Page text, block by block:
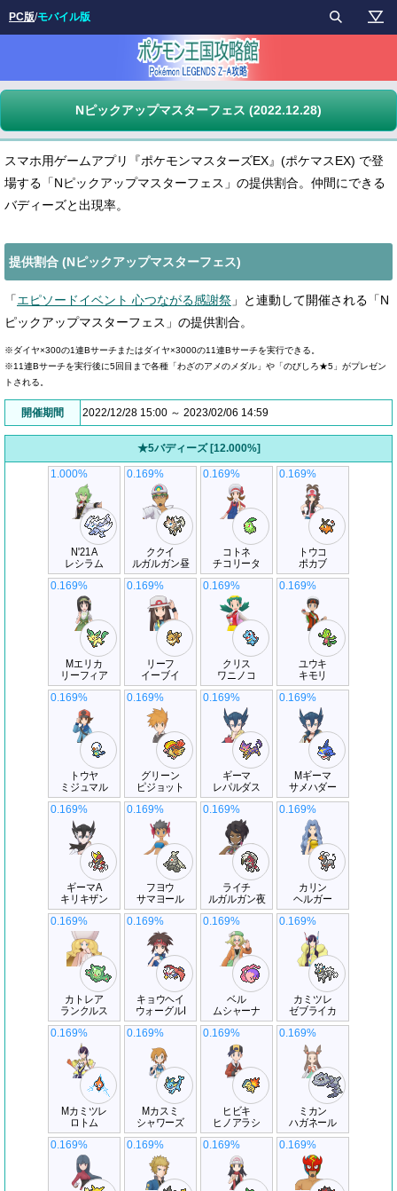
Nピックアップマスターフェス (2022.12.28)
スマホ用ゲームアプリ『ポケモンマスターズEX』(ポケマスEX) で登
場する「Nピックアップマスターフェス」の提供割合。仲間にできる
バディーズと出現率。
提供割合 (Nピックアップマスターフェス)
「エピソードイベント 心つながる感謝祭 」と連動して開催される「N
ピックアップマスターフェス」の提供割合。
※ダイヤ×300の1連Bサーチまたはダイヤ×3000の11連Bサーチを実行できる。
※11連Bサーチを実行後に5回目まで各種「わざのアメのメダル」や「のびしろ★5」がプレゼン
トされる。
開催期間 2022/12/28 15:00 ～ 2023/02/06 14:59
★5バディーズ [12.000%]
N'21A
レシラム
1.000%
ククイ
ルガルガン昼
0.169%
コトネ
チコリータ
0.169%
トウコ
ポカブ
0.169%
Mエリカ
リーフィア
0.169%
リーフ
イーブイ
0.169%
クリス
ワニノコ
0.169%
ユウキ
キモリ
0.169%
トウヤ
ミジュマル
0.169%
グリーン
ピジョット
0.169%
ギーマ
レパルダス
0.169%
Mギーマ
サメハダー
0.169%
ギーマA
キリキザン
0.169%
フヨウ
サマヨール
0.169%
ライチ
ルガルガン夜
0.169%
カリン
ヘルガー
0.169%
カトレア
ランクルス
0.169%
キョウヘイ
ウォーグルI
0.169%
ベル
ムシャーナ
0.169%
カミツレ
ゼブライカ
0.169%
Mカミツレ
ロトム
0.169%
Mカスミ
シャワーズ
0.169%
ヒビキ
ヒノアラシ
0.169%
ミカン
ハガネール
0.169%
0.169% 0.169% 0.169% 0.169%
PC版/モバイル版